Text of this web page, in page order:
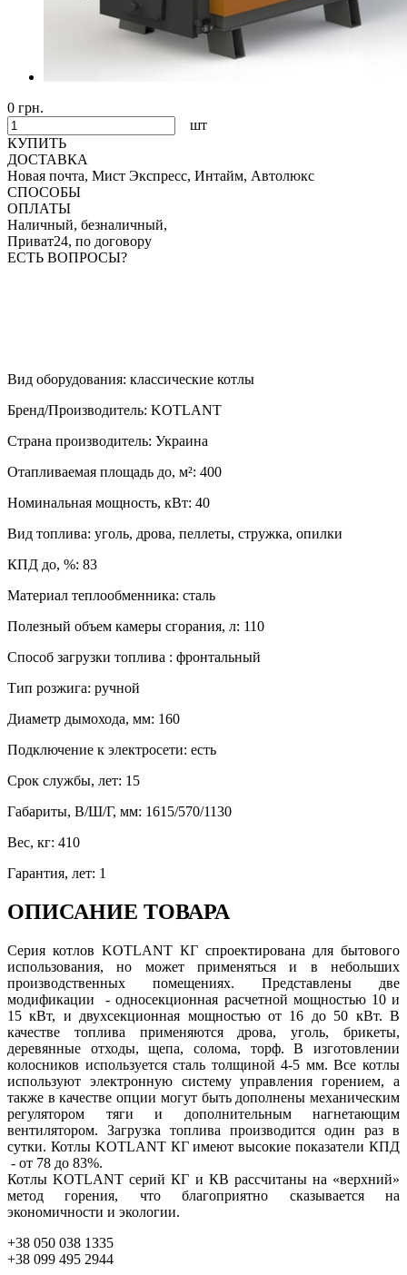
0 грн.
шт
КУПИТЬ
ДОСТАВКА
Новая почта, Мист Экспресс, Интайм, Автолюкс
СПОСОБЫ
ОПЛАТЫ
Наличный, безналичный,
Приват24, по договору
ЕСТЬ ВОПРОСЫ?
Вид оборудования: классические котлы
Бренд/Производитель: KOTLANT
Страна производитель: Украина
Отапливаемая площадь до, м²: 400
Номинальная мощность, кВт: 40
Вид топлива: уголь, дрова, пеллеты, стружка, опилки
КПД до, %: 83
Материал теплообменника: сталь
Полезный объем камеры сгорания, л: 110
Способ загрузки топлива : фронтальный
Тип розжига: ручной
Диаметр дымохода, мм: 160
Подключение к электросети: есть
Срок службы, лет: 15
Габариты, В/Ш/Г, мм: 1615/570/1130
Вес, кг: 410
Гарантия, лет: 1
ОПИСАНИЕ ТОВАРА
Серия котлов KOTLANT КГ спроектирована для бытового
использования, но может применяться и в небольших
производственных помещениях. Представлены две
модификации - односекционная расчетной мощностью 10 и
15 кВт, и двухсекционная мощностью от 16 до 50 кВт. В
качестве топлива применяются дрова, уголь, брикеты,
деревянные отходы, щепа, солома, торф. В изготовлении
колосников используется сталь толщиной 4-5 мм. Все котлы
используют электронную систему управления горением, а
также в качестве опции могут быть дополнены механическим
регулятором тяги и дополнительным нагнетающим
вентилятором. Загрузка топлива производится один раз в
сутки. Котлы KOTLANT КГ имеют высокие показатели КПД
- от 78 до 83%.
Котлы KOTLANT серий КГ и КВ рассчитаны на «верхний»
метод горения, что благоприятно сказывается на
экономичности и экологии.
+38 050 038 1335
+38 099 495 2944